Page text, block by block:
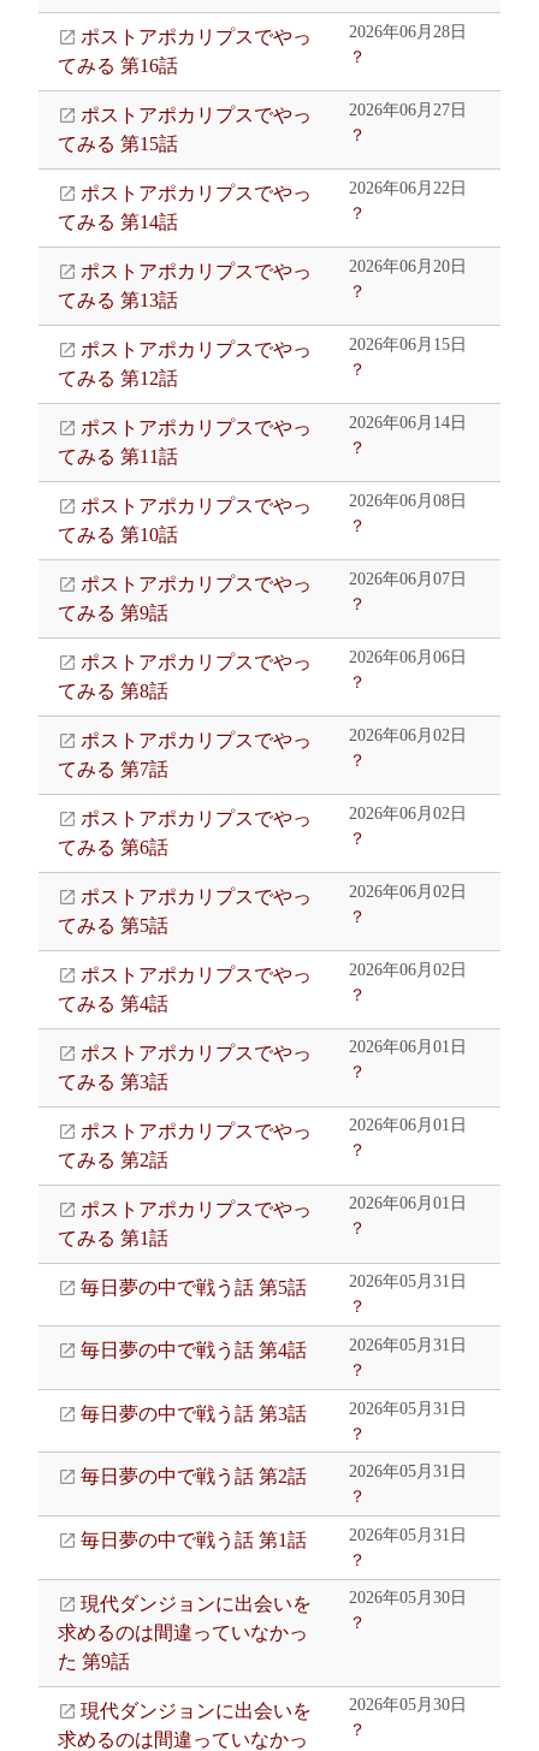
ポストアポカリプスでやっ
てみる 第16話
2026年06月28日
？
ポストアポカリプスでやっ
てみる 第15話
2026年06月27日
？
ポストアポカリプスでやっ
てみる 第14話
2026年06月22日
？
ポストアポカリプスでやっ
てみる 第13話
2026年06月20日
？
ポストアポカリプスでやっ
てみる 第12話
2026年06月15日
？
ポストアポカリプスでやっ
てみる 第11話
2026年06月14日
？
ポストアポカリプスでやっ
てみる 第10話
2026年06月08日
？
ポストアポカリプスでやっ
てみる 第9話
2026年06月07日
？
ポストアポカリプスでやっ
てみる 第8話
2026年06月06日
？
ポストアポカリプスでやっ
てみる 第7話
2026年06月02日
？
ポストアポカリプスでやっ
てみる 第6話
2026年06月02日
？
ポストアポカリプスでやっ
てみる 第5話
2026年06月02日
？
ポストアポカリプスでやっ
てみる 第4話
2026年06月02日
？
ポストアポカリプスでやっ
てみる 第3話
2026年06月01日
？
ポストアポカリプスでやっ
てみる 第2話
2026年06月01日
？
ポストアポカリプスでやっ
てみる 第1話
2026年06月01日
？
毎日夢の中で戦う話 第5話
2026年05月31日
？
毎日夢の中で戦う話 第4話
2026年05月31日
？
毎日夢の中で戦う話 第3話
2026年05月31日
？
毎日夢の中で戦う話 第2話
2026年05月31日
？
毎日夢の中で戦う話 第1話
2026年05月31日
？
現代ダンジョンに出会いを
求めるのは間違っていなかっ
た 第9話
2026年05月30日
？
現代ダンジョンに出会いを
求めるのは間違っていなかっ
2026年05月30日
？